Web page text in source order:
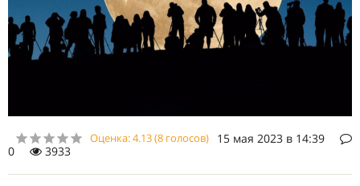
Оценка:4.13(8 голосов)
15 мая 2023 в 14:39
0
3933